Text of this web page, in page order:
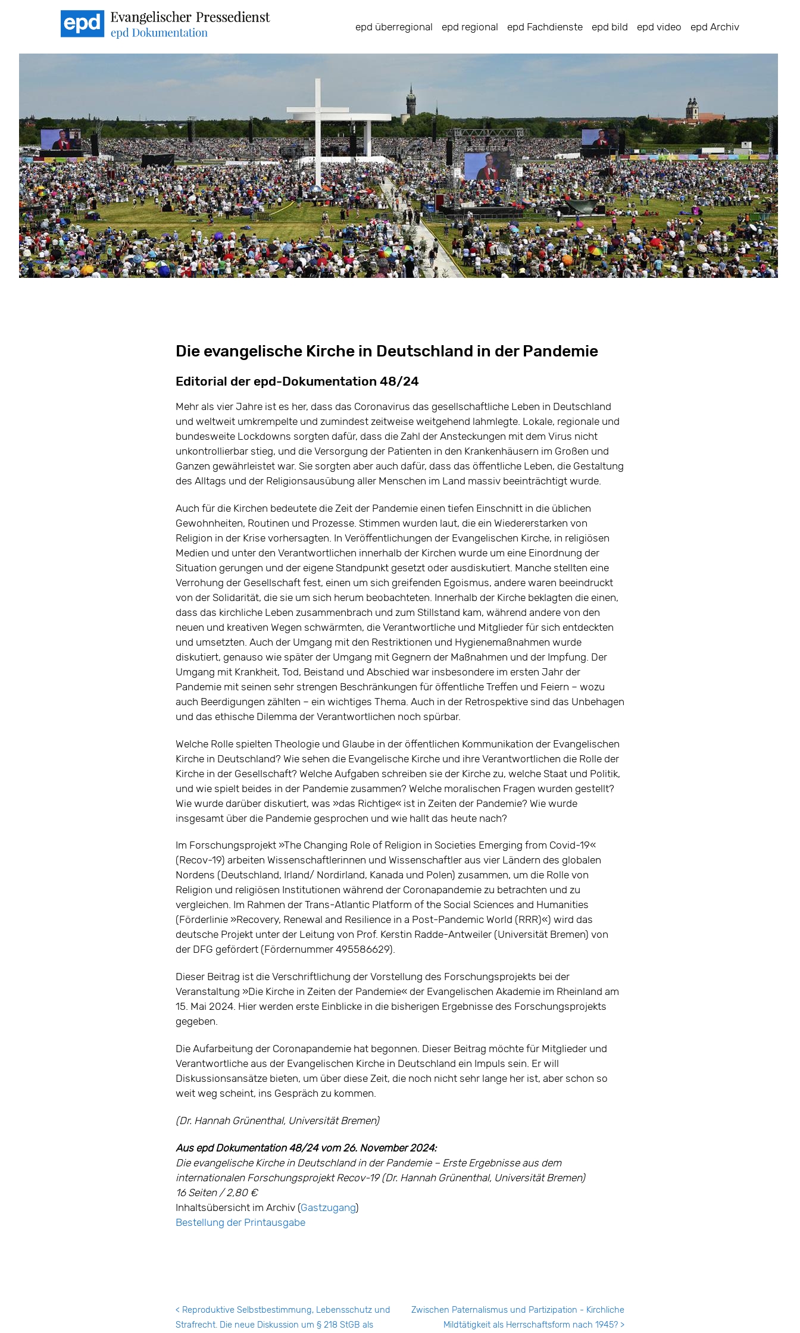
zum
epd überregional epd regional epd Fachdienste epd bild epd video epd Archiv
Die evangelische Kirche in Deutschland in der Pandemie
Editorial der epd-Dokumentation 48/24
Mehr als vier Jahre ist es her, dass das Coronavirus das gesellschaftliche Leben in Deutschland
und weltweit umkrempelte und zumindest zeitweise weitgehend lahmlegte. Lokale, regionale und
bundesweite Lockdowns sorgten dafür, dass die Zahl der Ansteckungen mit dem Virus nicht
unkontrollierbar stieg, und die Versorgung der Patienten in den Krankenhäusern im Großen und
Ganzen gewährleistet war. Sie sorgten aber auch dafür, dass das öffentliche Leben, die Gestaltung
des Alltags und der Religionsausübung aller Menschen im Land massiv beeinträchtigt wurde.
Auch für die Kirchen bedeutete die Zeit der Pandemie einen tiefen Einschnitt in die üblichen
Gewohnheiten, Routinen und Prozesse. Stimmen wurden laut, die ein Wiedererstarken von
Religion in der Krise vorhersagten. In Veröffentlichungen der Evangelischen Kirche, in religiösen
Medien und unter den Verantwortlichen innerhalb der Kirchen wurde um eine Einordnung der
Situation gerungen und der eigene Standpunkt gesetzt oder ausdiskutiert. Manche stellten eine
Verrohung der Gesellschaft fest, einen um sich greifenden Egoismus, andere waren beeindruckt
von der Solidarität, die sie um sich herum beobachteten. Innerhalb der Kirche beklagten die einen,
dass das kirchliche Leben zusammenbrach und zum Stillstand kam, während andere von den
neuen und kreativen Wegen schwärmten, die Verantwortliche und Mitglieder für sich entdeckten
und umsetzten. Auch der Umgang mit den Restriktionen und Hygienemaßnahmen wurde
diskutiert, genauso wie später der Umgang mit Gegnern der Maßnahmen und der Impfung. Der
Umgang mit Krankheit, Tod, Beistand und Abschied war insbesondere im ersten Jahr der
Pandemie mit seinen sehr strengen Beschränkungen für öffentliche Treffen und Feiern – wozu
auch Beerdigungen zählten – ein wichtiges Thema. Auch in der Retrospektive sind das Unbehagen
und das ethische Dilemma der Verantwortlichen noch spürbar.
Welche Rolle spielten Theologie und Glaube in der öffentlichen Kommunikation der Evangelischen
Kirche in Deutschland? Wie sehen die Evangelische Kirche und ihre Verantwortlichen die Rolle der
Kirche in der Gesellschaft? Welche Aufgaben schreiben sie der Kirche zu, welche Staat und Politik,
und wie spielt beides in der Pandemie zusammen? Welche moralischen Fragen wurden gestellt?
Wie wurde darüber diskutiert, was »das Richtige« ist in Zeiten der Pandemie? Wie wurde
insgesamt über die Pandemie gesprochen und wie hallt das heute nach?
Im Forschungsprojekt »The Changing Role of Religion in Societies Emerging from Covid-19«
(Recov-19) arbeiten Wissenschaftlerinnen und Wissenschaftler aus vier Ländern des globalen
Nordens (Deutschland, Irland/ Nordirland, Kanada und Polen) zusammen, um die Rolle von
Religion und religiösen Institutionen während der Coronapandemie zu betrachten und zu
vergleichen. Im Rahmen der Trans-Atlantic Platform of the Social Sciences and Humanities
(Förderlinie »Recovery, Renewal and Resilience in a Post-Pandemic World (RRR)«) wird das
deutsche Projekt unter der Leitung von Prof. Kerstin Radde-Antweiler (Universität Bremen) von
der DFG gefördert (Fördernummer 495586629).
Dieser Beitrag ist die Verschriftlichung der Vorstellung des Forschungsprojekts bei der
Veranstaltung »Die Kirche in Zeiten der Pandemie« der Evangelischen Akademie im Rheinland am
15. Mai 2024. Hier werden erste Einblicke in die bisherigen Ergebnisse des Forschungsprojekts
gegeben.
Die Aufarbeitung der Coronapandemie hat begonnen. Dieser Beitrag möchte für Mitglieder und
Verantwortliche aus der Evangelischen Kirche in Deutschland ein Impuls sein. Er will
Diskussionsansätze bieten, um über diese Zeit, die noch nicht sehr lange her ist, aber schon so
weit weg scheint, ins Gespräch zu kommen.
(Dr. Hannah Grünenthal, Universität Bremen)
Aus epd Dokumentation 48/24 vom 26. November 2024:
Die evangelische Kirche in Deutschland in der Pandemie – Erste Ergebnisse aus dem
internationalen Forschungsprojekt Recov-19 (Dr. Hannah Grünenthal, Universität Bremen)
16 Seiten / 2,80 €
Inhaltsübersicht im Archiv (Gastzugang)
Bestellung der Printausgabe
< Reproduktive Selbstbestimmung, Lebensschutz und
Strafrecht. Die neue Diskussion um § 218 StGB als
Zwischen Paternalismus und Partizipation - Kirchliche
Mildtätigkeit als Herrschaftsform nach 1945? >